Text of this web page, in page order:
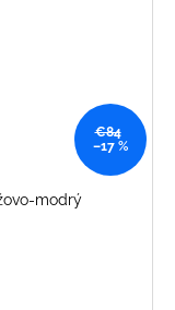
€84
–17 %
modrý